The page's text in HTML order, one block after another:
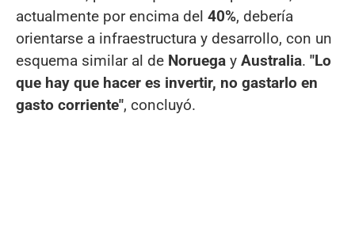
actualmente por encima del 40%, debería
orientarse a infraestructura y desarrollo, con un
esquema similar al de Noruega y Australia. "Lo
que hay que hacer es invertir, no gastarlo en
gasto corriente", concluyó.